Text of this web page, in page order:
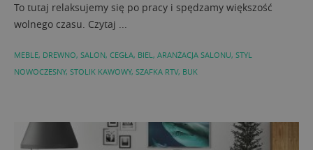
To tutaj relaksujemy się po pracy i spędzamy większość
wolnego czasu. Czytaj ...
MEBLE, DREWNO, SALON, CEGŁA, BIEL, ARANŻACJA SALONU, STYL
NOWOCZESNY, STOLIK KAWOWY, SZAFKA RTV, BUK